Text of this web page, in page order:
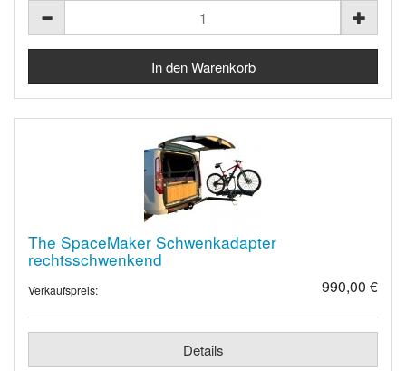
The SpaceMaker Schwenkadapter
rechtsschwenkend
Verkaufspreis: 990,00 €
Details